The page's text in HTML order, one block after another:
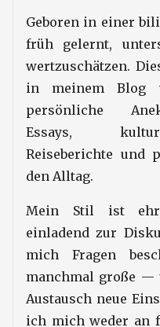
Geboren in einer
früh gelernt,
wertzuschätzen.
in meinem Blog
persönliche
Essays,
Reiseberichte und
den Alltag.
Mein Stil ist
einladend zur
mich Fragen
manchmal große —
Austausch neue
ich mich weder an